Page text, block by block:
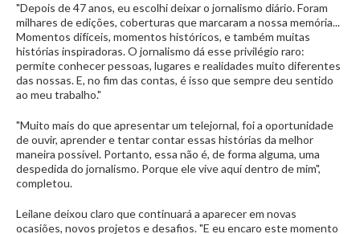
"Depois de 47 anos, eu escolhi deixar o jornalismo diário. Foram
milhares de edições, coberturas que marcaram a nossa memória...
Momentos difíceis, momentos históricos, e também muitas
histórias inspiradoras. O jornalismo dá esse privilégio raro:
permite conhecer pessoas, lugares e realidades muito diferentes
das nossas. E, no fim das contas, é isso que sempre deu sentido
ao meu trabalho."
"Muito mais do que apresentar um telejornal, foi a oportunidade
de ouvir, aprender e tentar contar essas histórias da melhor
maneira possível. Portanto, essa não é, de forma alguma, uma
despedida do jornalismo. Porque ele vive aqui dentro de mim",
completou.
Leilane deixou claro que continuará a aparecer em novas
ocasiões, novos projetos e desafios. "E eu encaro este momento